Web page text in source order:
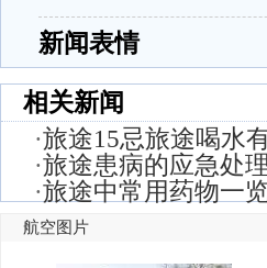
新闻表情
相关新闻
·旅途15忌旅途喝水
·旅途患病的应急处理
·旅途中常用药物一
航空图片